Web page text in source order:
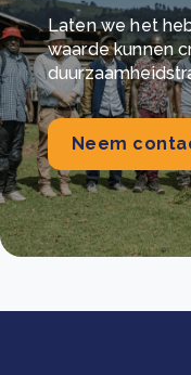
Laten we het
waarde kunnen
Neem